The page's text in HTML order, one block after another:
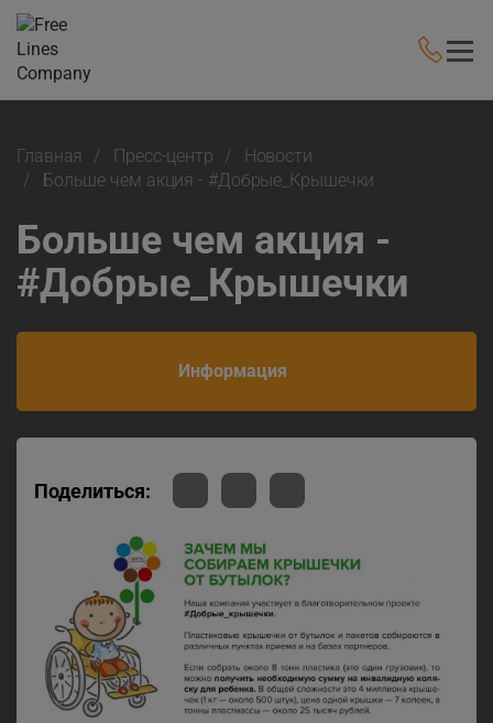
Главная Пресс-центр
Новости
Больше чем акция - #Добрые_Крышечки
Больше чем акция -
#Добрые_Крышечки
Информация
Поделиться: